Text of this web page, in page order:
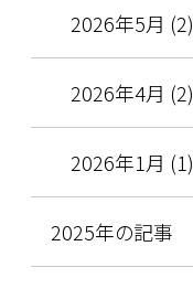
2026年5月 (2)
2026年4月 (2)
2026年1月 (1)
2025年の記事